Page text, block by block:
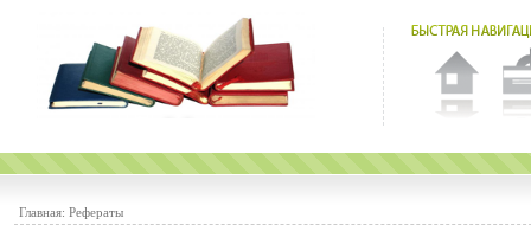
Главная: Рефераты